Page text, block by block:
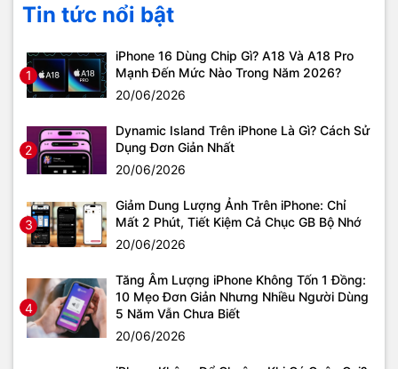
Tin tức nổi bật
1
iPhone 16 Dùng Chip Gì? A18 Và A18 Pro
Mạnh Đến Mức Nào Trong Năm 2026?
20/06/2026
2
Dynamic Island Trên iPhone Là Gì? Cách Sử
Dụng Đơn Giản Nhất
20/06/2026
3
Giảm Dung Lượng Ảnh Trên iPhone: Chỉ
Mất 2 Phút, Tiết Kiệm Cả Chục GB Bộ Nhớ
20/06/2026
4
Tăng Âm Lượng iPhone Không Tốn 1 Đồng:
10 Mẹo Đơn Giản Nhưng Nhiều Người Dùng
5 Năm Vẫn Chưa Biết
20/06/2026